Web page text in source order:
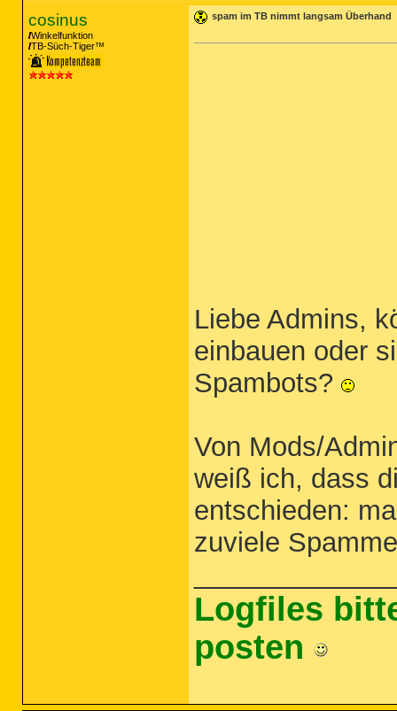
cosinus
Winkelfunktion
TB-Süch-Tiger™
spam im TB nimmt langsam Überhand
Liebe Admins,
einbauen oder
Spambots?
Von Mods/
weiß ich, dass
entschieden:
zuviele
Logfiles
posten